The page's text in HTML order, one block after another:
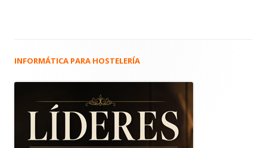
Barra
principal
INFORMÁTICA PARA HOSTELERÍA